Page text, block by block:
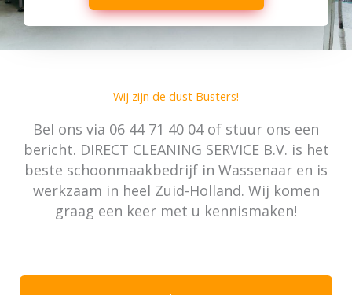
Wij zijn de dust Busters!
Bel ons via 06 44 71 40 04of stuur ons een
bericht. DIRECT CLEANING SERVICE B.V. is het
beste schoonmaakbedrijf in Wassenaar en is
werkzaam in heel Zuid-Holland. Wij komen
graag een keer met u kennismaken!